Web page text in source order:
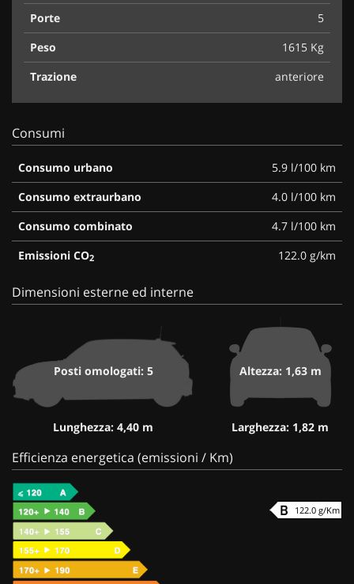
Porte
5
Peso
1615 Kg
Trazione
anteriore
Consumi
Consumo urbano
5.9 l/100 km
Consumo extraurbano
4.0 l/100 km
Consumo combinato
4.7 l/100 km
Emissioni CO2 122.0 g/km
Dimensioni esterne ed interne
Posti omologati: 5
Lunghezza: 4,40 m
Altezza: 1,63 m
Larghezza: 1,82 m
Efficienza energetica (emissioni / Km)
122.0 g/Km